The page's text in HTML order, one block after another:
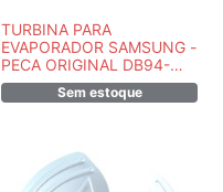
TURBINA PARA
EVAPORADOR SAMSUNG -
PECA ORIGINAL DB94-
01874A
Sem estoque